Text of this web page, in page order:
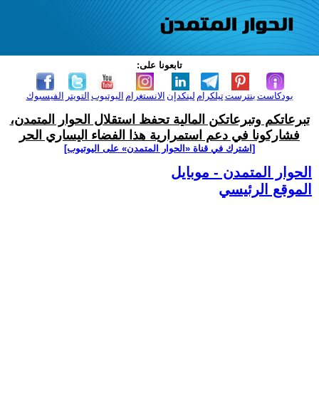
تابعونا على:
الفيسبوك التويتر اليوتيوب الانستغرام لينكدإن تيلكرامبنترست بودكاست
تبرعاتكم وتبرعاتكن المالية تحفظ استقلال الحوار المتمدن،
فشاركونا في دعم استمرارية هذا الفضاء اليساري الحر
[اشترك في قناة ‫«الحوار المتمدن» على اليوتيوب]
الحوار المتمدن - موبايل
الموقع الرئيسي